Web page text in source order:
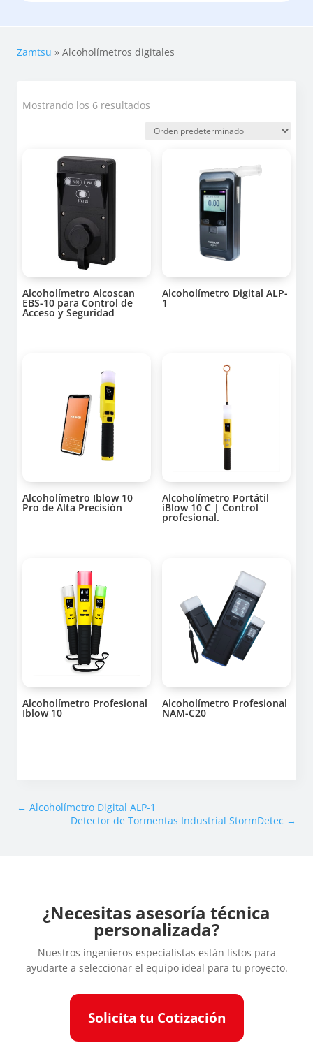
Zamtsu »Alcoholímetros digitales
Mostrando los 6 resultados
Alcoholímetro Alcoscan
EBS-10 para Control de
Acceso y Seguridad
Alcoholímetro Digital ALP-
1
Alcoholímetro Iblow 10
Pro de Alta Precisión
Alcoholímetro Portátil
iBlow 10 C | Control
profesional.
Alcoholímetro Profesional
Iblow 10
Alcoholímetro Profesional
NAM-C20
←Alcoholímetro Digital ALP-1
Detector de Tormentas Industrial StormDetec →
¿Necesitas asesoría técnica
personalizada?
Nuestros ingenieros especialistas están listos para
ayudarte a seleccionar el equipo ideal para tu proyecto.
Solicita tu Cotización